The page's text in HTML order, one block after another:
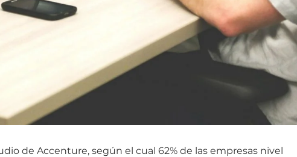
de Accenture, según el cual 62% de las empresas nivel